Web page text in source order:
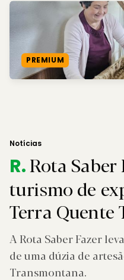
PREMIUM
Notícias
R.Rota Saber
turismo de
Terra
A Rota Saber Fazer
de uma dúzia de
Transmontana.